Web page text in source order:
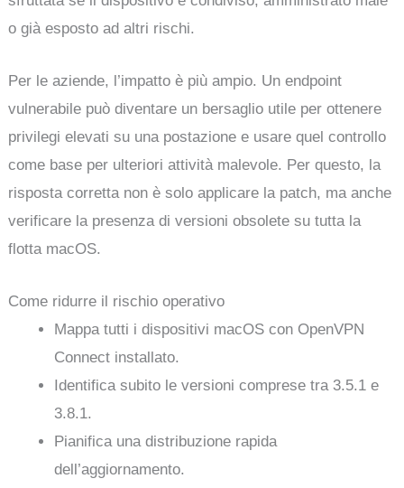
o già esposto ad altri rischi.
Per le aziende, l’impatto è più ampio. Un endpoint
vulnerabile può diventare un bersaglio utile per ottenere
privilegi elevati su una postazione e usare quel controllo
come base per ulteriori attività malevole. Per questo, la
risposta corretta non è solo applicare la patch, ma anche
verificare la presenza di versioni obsolete su tutta la
flotta macOS.
Come ridurre il rischio operativo
Mappa tutti i dispositivi macOS con OpenVPN
Connect installato.
Identifica subito le versioni comprese tra 3.5.1 e
3.8.1.
Pianifica una distribuzione rapida
dell’aggiornamento.